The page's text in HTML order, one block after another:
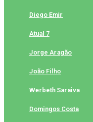
Diego Emir
Atual 7
Jorge Aragão
João Filho
Werbeth Saraiva
Domingos Costa